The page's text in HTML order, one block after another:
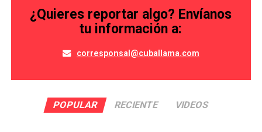
¿Quieres reportar algo? Envíanos
tu información a:
corresponsal@cuballama.com
POPULAR RECIENTE VIDEOS